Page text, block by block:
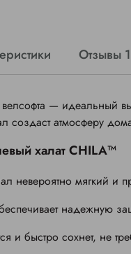
Отзывы 1
— идеальный
создаст атмосферу
халат CHILA™
невероятно мягкий и
надежную
и быстро сохнет, не